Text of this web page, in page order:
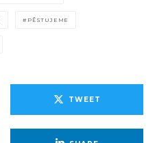
PĚSTUJEME
TWEET